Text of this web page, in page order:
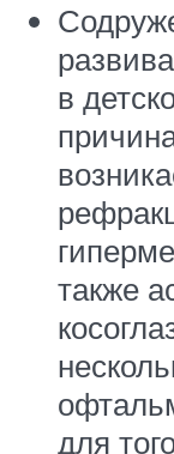
в
также
для